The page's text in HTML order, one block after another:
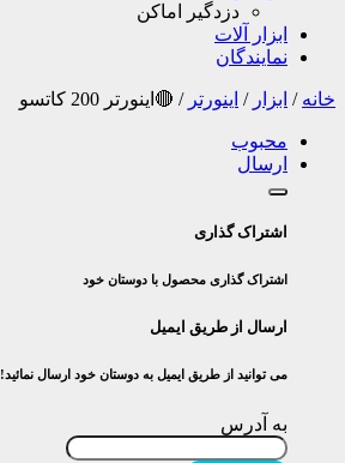
دزدگیر اماکن
ابزار آلات
نمایندگان
خانه / ابزار / اینورتر / 🔴اینورتر 200 کاتسو
محبوب
ارسال
اشتراک گذاری
اشتراک گذاری محصول با دوستان خود
ارسال از طریق ایمیل
می توانید از طریق ایمیل به دوستان خود ارسال نمائید!
به آدرس